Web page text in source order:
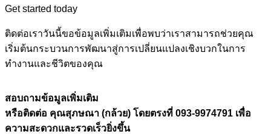
Get started today
ติดต่อเราวันนี้ขอข้อมูลเพิ่มเติมเพื่อพบว่าเราสามารถช่วยคุณ
เริ่มต้นกระบวนการพัฒนาสู่การเปลี่ยนแปลงเชิงบวกในการ
ทำงานและชีวิตของคุณ
สอบถามข้อมูลเพิ่มเติม
หรือติดต่อ คุณสุภษณา (กล้วย) โดยตรงที่ 093-9974791 เพื่อ
ความสะดวกและรวดเร็วยิ่งขึ้น